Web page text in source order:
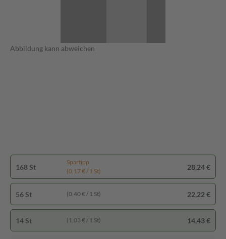
Abbildung kann abweichen
168 St
Spartipp
(0,17 € / 1 St)
28,24 €
56 St (0,40 € / 1 St) 22,22 €
14 St (1,03 € / 1 St) 14,43 €